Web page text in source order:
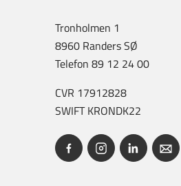
Tronholmen 1
8960 Randers SØ
Telefon 89 12 24 00
CVR 17912828
SWIFT KRONDK22